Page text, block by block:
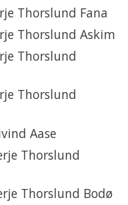
Fana
Askim
Aase
Bodø